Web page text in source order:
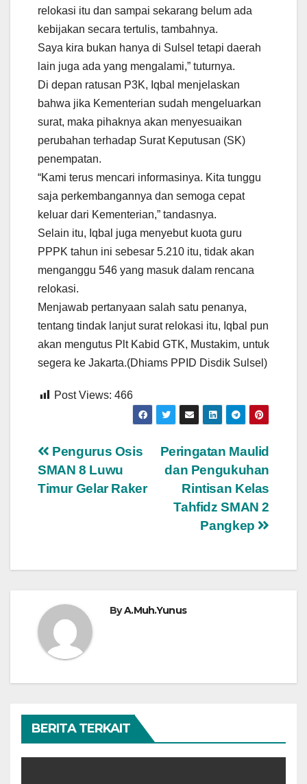
relokasi itu dan sampai sekarang belum ada
kebijakan secara tertulis, tambahnya.
Saya kira bukan hanya di Sulsel tetapi daerah
lain juga ada yang mengalami,” tuturnya.
Di depan ratusan P3K, Iqbal menjelaskan
bahwa jika Kementerian sudah mengeluarkan
surat, maka pihaknya akan menyesuaikan
perubahan terhadap Surat Keputusan (SK)
penempatan.
“Kami terus mencari informasinya. Kita tunggu
saja perkembangannya dan semoga cepat
keluar dari Kementerian,” tandasnya.
Selain itu, Iqbal juga menyebut kuota guru
PPPK tahun ini sebesar 5.210 itu, tidak akan
menganggu 546 yang masuk dalam rencana
relokasi.
Menjawab pertanyaan salah satu penanya,
tentang tindak lanjut surat relokasi itu, Iqbal pun
akan mengutus Plt Kabid GTK, Mustakim, untuk
segera ke Jakarta.(Dhiams PPID Disdik Sulsel)
Post Views: 466
Navigasi
pos
Peringatan Maulid
dan Pengukuhan
Rintisan Kelas
Tahfidz SMAN 2
Pangkep
Pengurus Osis
SMAN 8 Luwu
Timur Gelar Raker
ByA.Muh.Yunus
BERITA TERKAIT